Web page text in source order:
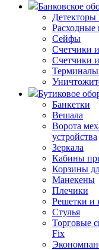
Банковское
Детекторы
Сейфы
Счетчики
Счетчики
Бутиковое
Банкетки
Вешала
Ворота
устройства
Зеркала
Кабины
Корзины
Манекены
Плечики
Решетки и
Стулья
Торговые
Fix